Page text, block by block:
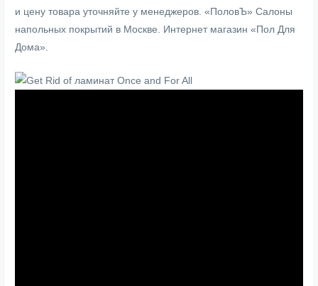
и цену товара уточняйте у менеджеров. «ПоловЪ» Салоны
напольных покрытий в Москве. Интернет магазин «Пол Для
Дома».